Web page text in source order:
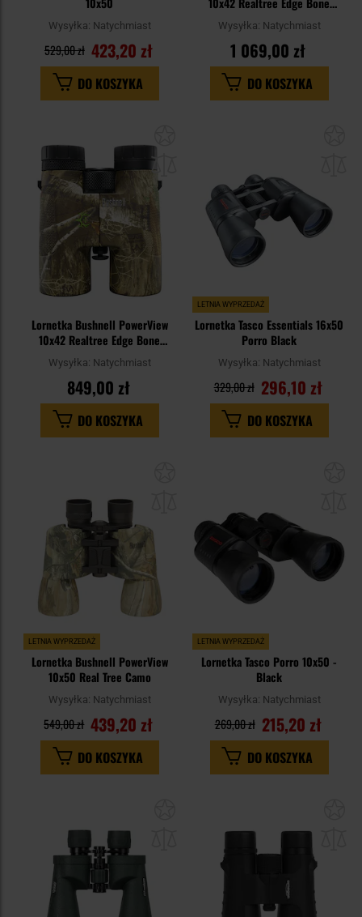
Wysyłka: Natychmiast
423,20 zł
529,00 zł
DO KOSZYKA
Collector
Wysyłka: Natychmiast
1 069,00 zł
DO KOSZYKA
Lornetka Bushnell PowerView
10x42 Realtree Edge Bone
Collector
Wysyłka: Natychmiast
849,00 zł
DO KOSZYKA
LETNIA WYPRZEDAŻ
Lornetka Tasco Essentials 16x50
Porro Black
Wysyłka: Natychmiast
296,10 zł
329,00 zł
DO KOSZYKA
LETNIA WYPRZEDAŻ
Lornetka Bushnell PowerView
10x50 Real Tree Camo
Wysyłka: Natychmiast
439,20 zł
549,00 zł
DO KOSZYKA
LETNIA WYPRZEDAŻ
Lornetka Tasco Porro 10x50 -
Black
Wysyłka: Natychmiast
215,20 zł
269,00 zł
DO KOSZYKA